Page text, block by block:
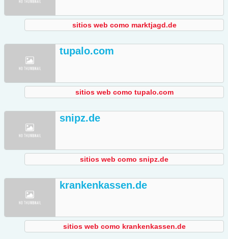
sitios web como marktjagd.de
tupalo.com
sitios web como tupalo.com
snipz.de
sitios web como snipz.de
krankenkassen.de
sitios web como krankenkassen.de